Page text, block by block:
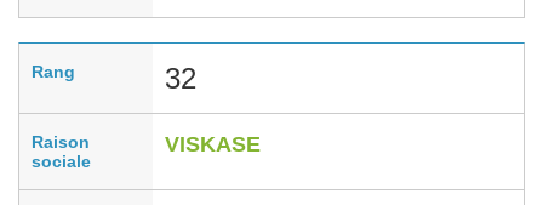
Rang 32
Raison
sociale
VISKASE